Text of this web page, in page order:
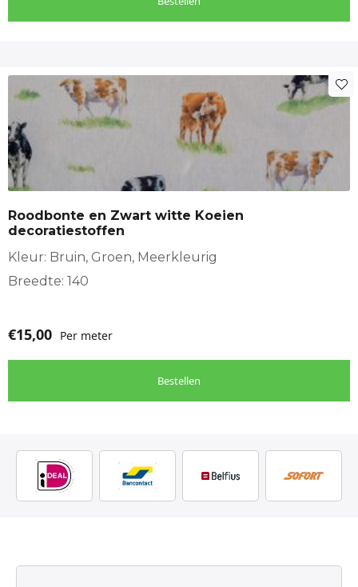
Roodbonte en Zwart witte Koeien
decoratiestoffen
Kleur: Bruin, Groen, Meerkleurig
Breedte: 140
€15,00 Per meter
Bestellen